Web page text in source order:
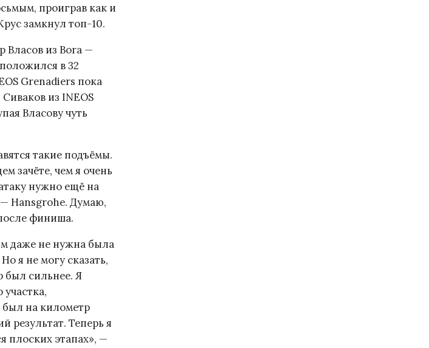
проиграв как и
замкнул топ-10.
Власов из Bora —
в 32
Grenadiers пока
из INEOS
Власову чуть
такие подъёмы.
зачёте, чем я очень
нужно ещё на
Hansgrohe. Думаю,
финиша.
даже не нужна была
я не могу сказать,
был сильнее. Я
был на километр
результат. Теперь я
плоских этапах», —